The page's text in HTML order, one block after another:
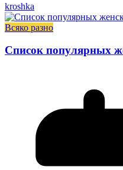
kroshka
Всяко разно
Список популярных